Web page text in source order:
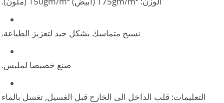
نسيج متماسك بشكل جيد لتعزيز الطباعة.
صنع خصيصا لملبس.
التعليمات: قلب الداخل الى الخارج قبل الغسيل, تغسل بالماء